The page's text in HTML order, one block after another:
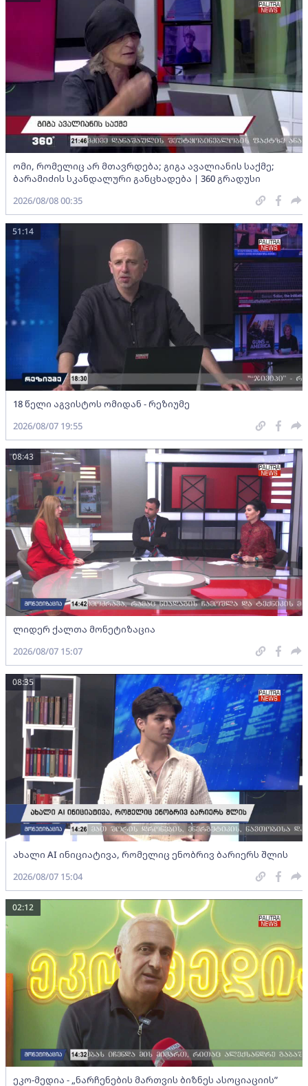
ომი, რომელიც არ მთავრდება; გიგა ავალიანის საქმე;
ბარამიძის სკანდალური განცხადება | 360 გრადუსი
2026/08/08 00:35
18 წელი აგვისტოს ომიდან - რეზიუმე
51:14
2026/08/07 19:55
ლიდერ ქალთა მონეტიზაცია
08:43
2026/08/07 15:07
ახალი AI ინიციატივა, რომელიც ენობრივ ბარიერს შლის
08:35
2026/08/07 15:04
ეკო-მედია - „ნარჩენების მართვის ბიზნეს ასოციაციის”
02:12